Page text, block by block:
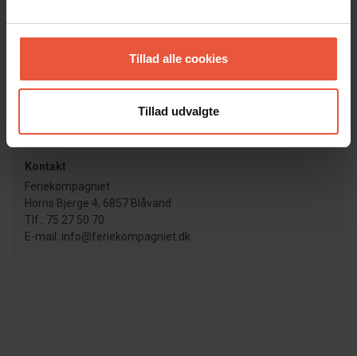
Tillad alle cookies
Tillad udvalgte
Nøgler afhentes som udgangspunkt på vores kontor. Dog
vha. kode. I disse tilfælde kan du spare turen forbi kontoret.
Læs vores lejebetingelser her
Kontakt
Feriekompagniet
Horns Bjerge 4, 6857 Blåvand
Tlf.: 75 27 50 70
E-mail: info@feriekompagniet.dk